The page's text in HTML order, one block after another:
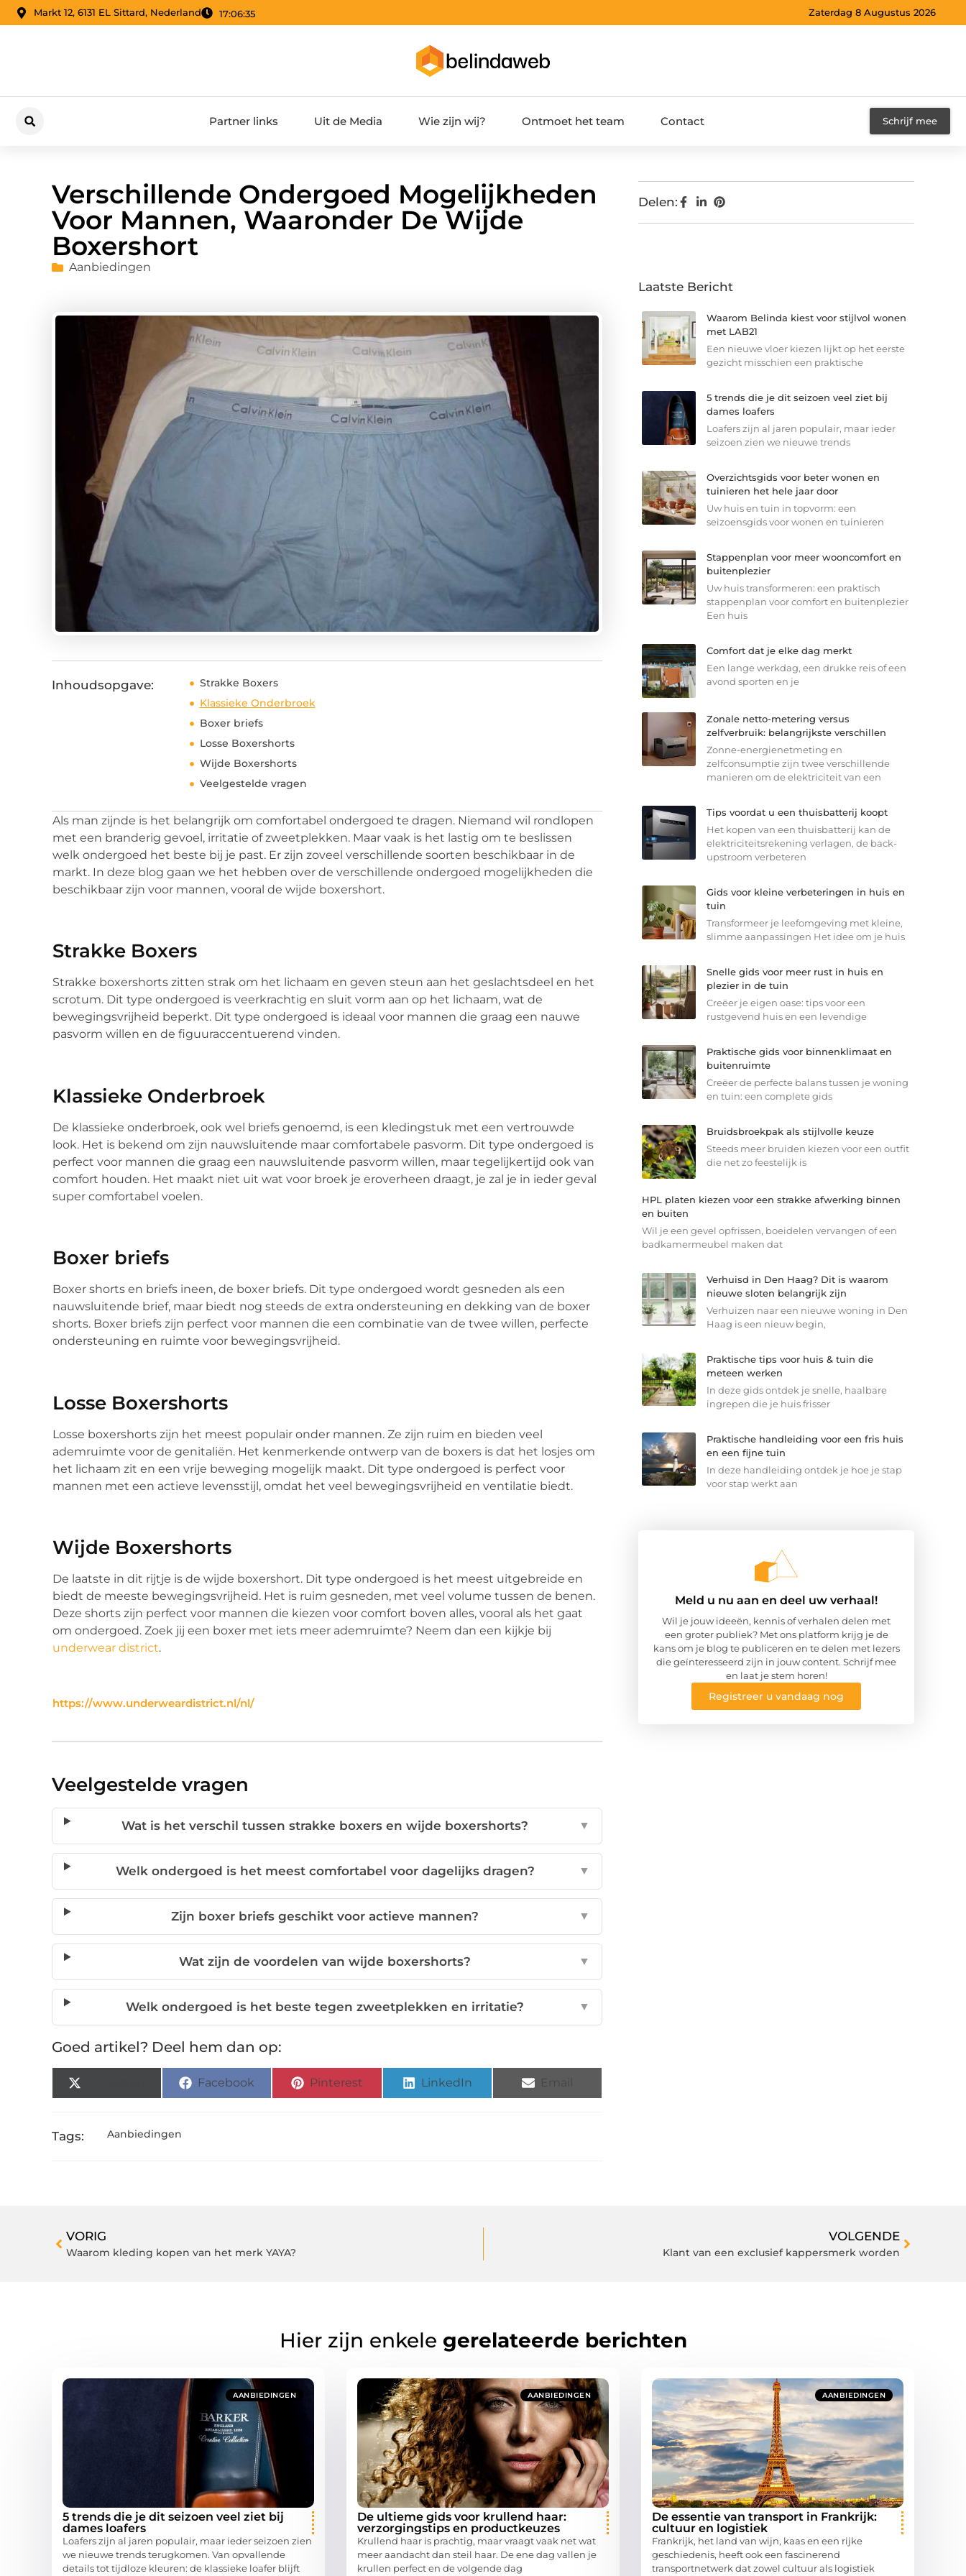
Markt 12, 6131 EL Sittard, Nederland 17:06:36 Zaterdag 8 Augustus 2026
Partner links Uit de Media Wie zijn wij? Ontmoet het team Contact Schrijf mee
Verschillende Ondergoed Mogelijkheden
Voor Mannen, Waaronder De Wijde
Boxershort
Aanbiedingen
Inhoudsopgave:
Strakke Boxers
Klassieke Onderbroek
Boxer briefs
Losse Boxershorts
Wijde Boxershorts
Veelgestelde vragen
Als man zijnde is het belangrijk om comfortabel ondergoed te dragen. Niemand wil rondlopen
met een branderig gevoel, irritatie of zweetplekken. Maar vaak is het lastig om te beslissen
welk ondergoed het beste bij je past. Er zijn zoveel verschillende soorten beschikbaar in de
markt. In deze blog gaan we het hebben over de verschillende ondergoed mogelijkheden die
beschikbaar zijn voor mannen, vooral de wijde boxershort.
Strakke Boxers
Strakke boxershorts zitten strak om het lichaam en geven steun aan het geslachtsdeel en het
scrotum. Dit type ondergoed is veerkrachtig en sluit vorm aan op het lichaam, wat de
bewegingsvrijheid beperkt. Dit type ondergoed is ideaal voor mannen die graag een nauwe
pasvorm willen en de figuuraccentuerend vinden.
Klassieke Onderbroek
De klassieke onderbroek, ook wel briefs genoemd, is een kledingstuk met een vertrouwde
look. Het is bekend om zijn nauwsluitende maar comfortabele pasvorm. Dit type ondergoed is
perfect voor mannen die graag een nauwsluitende pasvorm willen, maar tegelijkertijd ook van
comfort houden. Het maakt niet uit wat voor broek je eroverheen draagt, je zal je in ieder geval
super comfortabel voelen.
Boxer briefs
Boxer shorts en briefs ineen, de boxer briefs. Dit type ondergoed wordt gesneden als een
nauwsluitende brief, maar biedt nog steeds de extra ondersteuning en dekking van de boxer
shorts. Boxer briefs zijn perfect voor mannen die een combinatie van de twee willen, perfecte
ondersteuning en ruimte voor bewegingsvrijheid.
Losse Boxershorts
Losse boxershorts zijn het meest populair onder mannen. Ze zijn ruim en bieden veel
ademruimte voor de genitaliën. Het kenmerkende ontwerp van de boxers is dat het losjes om
het lichaam zit en een vrije beweging mogelijk maakt. Dit type ondergoed is perfect voor
mannen met een actieve levensstijl, omdat het veel bewegingsvrijheid en ventilatie biedt.
Wijde Boxershorts
De laatste in dit rijtje is de wijde boxershort. Dit type ondergoed is het meest uitgebreide en
biedt de meeste bewegingsvrijheid. Het is ruim gesneden, met veel volume tussen de benen.
Deze shorts zijn perfect voor mannen die kiezen voor comfort boven alles, vooral als het gaat
om ondergoed. Zoek jij een boxer met iets meer ademruimte? Neem dan een kijkje bij
underwear district.
https://www.underweardistrict.nl/nl/
Veelgestelde vragen
Wat is het verschil tussen strakke boxers en wijde boxershorts? ▼
Welk ondergoed is het meest comfortabel voor dagelijks dragen? ▼
Zijn boxer briefs geschikt voor actieve mannen? ▼
Wat zijn de voordelen van wijde boxershorts? ▼
Welk ondergoed is het beste tegen zweetplekken en irritatie? ▼
Goed artikel? Deel hem dan op:
Facebook Pinterest LinkedIn
Tags: Aanbiedingen
Delen:
Laatste Bericht
Waarom Belinda kiest voor stijlvol wonen
met LAB21
Een nieuwe vloer kiezen lijkt op het eerste
gezicht misschien een praktische
5 trends die je dit seizoen veel ziet bij
dames loafers
Loafers zijn al jaren populair, maar ieder
seizoen zien we nieuwe trends
Overzichtsgids voor beter wonen en
tuinieren het hele jaar door
Uw huis en tuin in topvorm: een
seizoensgids voor wonen en tuinieren
Stappenplan voor meer wooncomfort en
buitenplezier
Uw huis transformeren: een praktisch
stappenplan voor comfort en buitenplezier
Een huis
Comfort dat je elke dag merkt
Een lange werkdag, een drukke reis of een
avond sporten en je
Zonale netto-metering versus
zelfverbruik: belangrijkste verschillen
Zonne-energienetmeting en
zelfconsumptie zijn twee verschillende
manieren om de elektriciteit van een
Tips voordat u een thuisbatterij koopt
Het kopen van een thuisbatterij kan de
elektriciteitsrekening verlagen, de back-
upstroom verbeteren
Gids voor kleine verbeteringen in huis en
tuin
Transformeer je leefomgeving met kleine,
slimme aanpassingen Het idee om je huis
Snelle gids voor meer rust in huis en
plezier in de tuin
Creëer je eigen oase: tips voor een
rustgevend huis en een levendige
Praktische gids voor binnenklimaat en
buitenruimte
Creëer de perfecte balans tussen je woning
en tuin: een complete gids
Bruidsbroekpak als stijlvolle keuze
Steeds meer bruiden kiezen voor een outfit
die net zo feestelijk is
HPL platen kiezen voor een strakke afwerking binnen
en buiten
Wil je een gevel opfrissen, boeidelen vervangen of een
badkamermeubel maken dat
Verhuisd in Den Haag? Dit is waarom
nieuwe sloten belangrijk zijn
Verhuizen naar een nieuwe woning in Den
Haag is een nieuw begin,
Praktische tips voor huis & tuin die
meteen werken
In deze gids ontdek je snelle, haalbare
ingrepen die je huis frisser
Praktische handleiding voor een fris huis
en een fijne tuin
In deze handleiding ontdek je hoe je stap
voor stap werkt aan
Meld u nu aan en deel uw verhaal!
Wil je jouw ideeën, kennis of verhalen delen met
een groter publiek? Met ons platform krijg je de
kans om je blog te publiceren en te delen met lezers
die geïnteresseerd zijn in jouw content. Schrijf mee
en laat je stem horen!
Registreer u vandaag nog
VORIG
Waarom kleding kopen van het merk YAYA?
VOLGENDE
Klant van een exclusief kappersmerk worden
Hier zijn enkele gerelateerde berichten
AANBIEDINGEN
5 trends die je dit seizoen veel ziet bij
dames loafers
Loafers zijn al jaren populair, maar ieder seizoen zien
we nieuwe trends terugkomen. Van opvallende
details tot tijdloze kleuren: de klassieke loafer blijft
AANBIEDINGEN
De ultieme gids voor krullend haar:
verzorgingstips en productkeuzes
Krullend haar is prachtig, maar vraagt vaak net wat
meer aandacht dan steil haar. De ene dag vallen je
krullen perfect en de volgende dag
AANBIEDINGEN
De essentie van transport in Frankrijk:
cultuur en logistiek
Frankrijk, het land van wijn, kaas en een rijke
geschiedenis, heeft ook een fascinerend
transportnetwerk dat zowel cultuur als logistiek